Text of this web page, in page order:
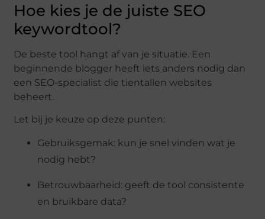
Hoe kies je de juiste SEO
keywordtool?
De beste tool hangt af van je situatie. Een
beginnende blogger heeft iets anders nodig dan
een SEO-specialist die tientallen websites
beheert.
Let bij je keuze op deze punten:
Gebruiksgemak: kun je snel vinden wat je
nodig hebt?
Betrouwbaarheid: geeft de tool consistente
en bruikbare data?